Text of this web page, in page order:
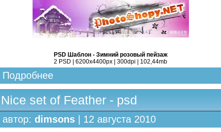
PSD Шаблон - Зимний розовый пейзаж
2 PSD | 6200x4400px | 300dpi | 102,44mb
Подробнее
Nice set of Feather - psd
автор: dimsons | 12 августа 2010